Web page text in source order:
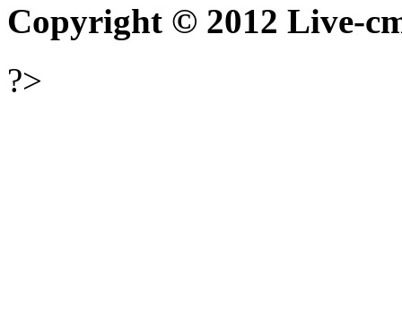
Copyright © 2012 Live-
?>